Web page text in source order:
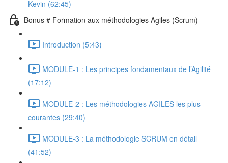
Kevin (62:45)
Bonus # Formation aux méthodologies Agiles (Scrum)
Introduction (5:43)
MODULE-1 : Les principes fondamentaux de l’Agilité
(17:12)
MODULE-2 : Les méthodologies AGILES les plus
courantes (29:40)
MODULE-3 : La méthodologie SCRUM en détail
(41:52)